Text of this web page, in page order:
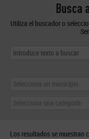
Busca
Utiliza el buscador o
Selecciona un municipio
Selecciona una categoría
Los resultados se muestran